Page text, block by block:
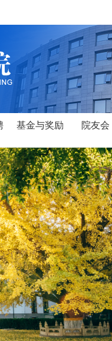
基金与奖励 院友会